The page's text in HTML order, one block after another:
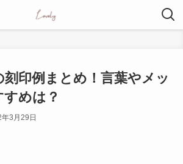
印例まとめ！言葉やメッ
めは？
3月29日